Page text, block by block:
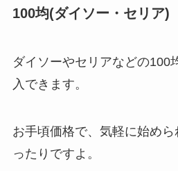
100均(ダイソー・セリア)
ダイソーやセリアなどの100
入できます。
お手頃価格で、気軽に始め
ったりですよ。